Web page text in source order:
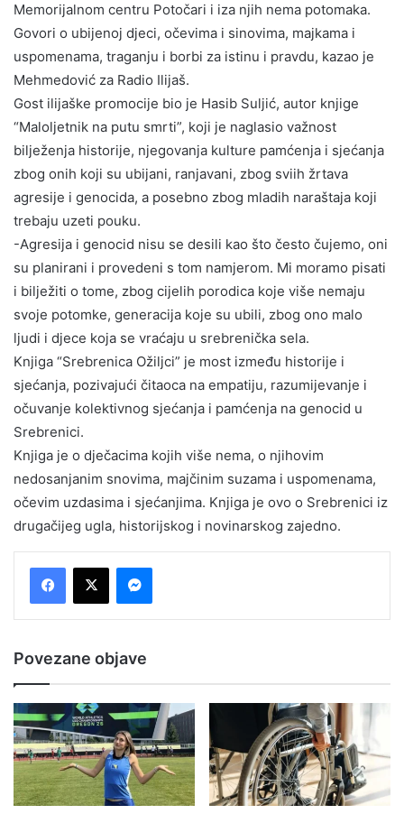
Memorijalnom centru Potočari i iza njih nema potomaka.
Govori o ubijenoj djeci, očevima i sinovima, majkama i
uspomenama, traganju i borbi za istinu i pravdu, kazao je
Mehmedović za Radio Ilijaš.
Gost ilijaške promocije bio je Hasib Suljić, autor knjige
“Maloljetnik na putu smrti”, koji je naglasio važnost
bilježenja historije, njegovanja kulture pamćenja i sjećanja
zbog onih koji su ubijani, ranjavani, zbog sviih žrtava
agresije i genocida, a posebno zbog mladih naraštaja koji
trebaju uzeti pouku.
-Agresija i genocid nisu se desili kao što često čujemo, oni
su planirani i provedeni s tom namjerom. Mi moramo pisati
i bilježiti o tome, zbog cijelih porodica koje više nemaju
svoje potomke, generacija koje su ubili, zbog ono malo
ljudi i djece koja se vraćaju u srebrenička sela.
Knjiga “Srebrenica Ožiljci” je most između historije i
sjećanja, pozivajući čitaoca na empatiju, razumijevanje i
očuvanje kolektivnog sjećanja i pamćenja na genocid u
Srebrenici.
Knjiga je o dječacima kojih više nema, o njihovim
nedosanjanim snovima, majčinim suzama i uspomenama,
očevim uzdasima i sjećanjima. Knjiga je ovo o Srebrenici iz
drugačijeg ugla, historijskog i novinarskog zajedno.
Povezane objave